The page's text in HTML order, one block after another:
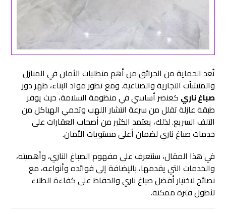
تُعد الحماية من الحرائق من أهم متطلبات الأمان في المنازل
والمنشآت التجارية والصناعية. ومع تطور مواد البناء، ظهر دور
صباغ ناري كعنصر أساسي في منظومة السلامة، حيث يوفر
طبقة عازلة تقلل من سرعة انتشار اللهب وتحمي الهياكل من
التلف السريع. لذلك، يعتمد الكثير من أصحاب العقارات على
خدمات صباغ ناري لضمان أعلى مستويات الأمان.
في هذا المقال، سنتعرف على مفهوم الصباغ الناري، وأهميته،
والخدمات التي يقدمها، بالإضافة إلى فوائده وأنواعه، مع
نصائح لاختيار أفضل صباغ ناري والحفاظ على كفاءة الطلاء
لأطول فترة ممكنة.